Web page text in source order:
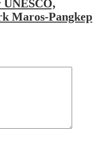
Maros-Pangkep